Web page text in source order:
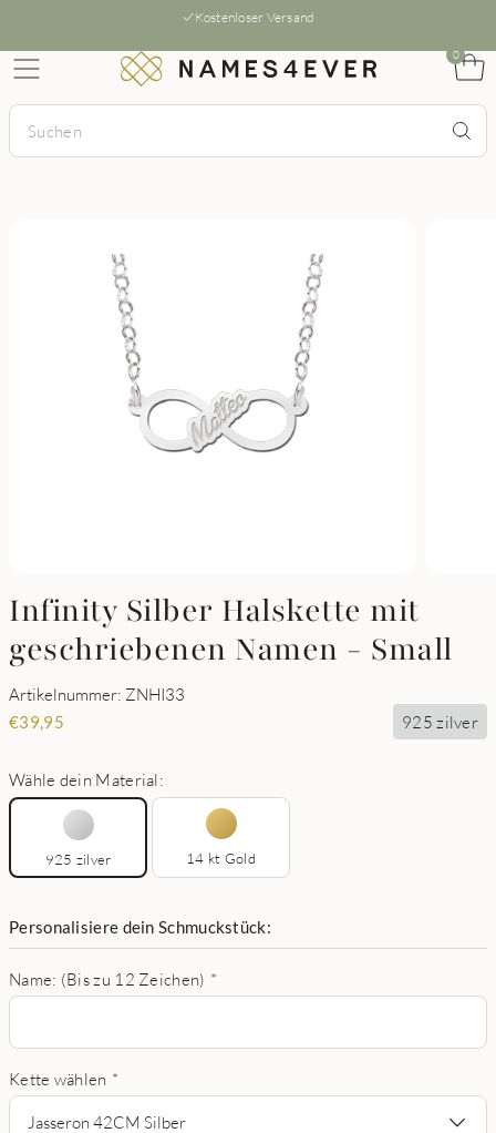
Kostenloser Versand
0
Infinity Silber Halskette mit
geschriebenen Namen - Small
Artikelnummer: ZNHI33
€39,95 925 zilver
Wähle dein Material:
925 zilver 14 kt Gold
Personalisiere dein Schmuckstück:
Name: (Bis zu 12 Zeichen) *
Kette wählen *
Jasseron 42CM Silber